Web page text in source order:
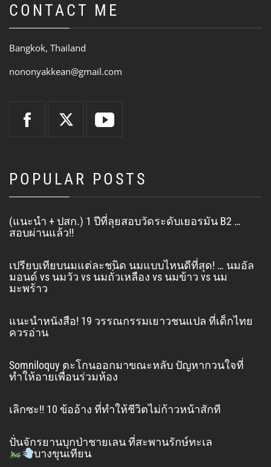
CONTACT ME
Bangkok, Thailand
nononyakkean@gmail.com
POPULAR POSTS
(แนะนำ + ปสก.) 1 ปีที่ลุยสอบวัดระดับเยอรมัน B2 …
สอบผ่านแล้ว!!
เปรียบเทียบนมแต่ละชนิด นมแบบไหนดีที่สุด! … นมอัล
มอนด์ vs นมวัว vs นมถั่วเหลือง vs นมข้าว vs นม
มะพร้าว
แนะนำหนังสือ! 19 วรรณกรรมเยาวชนแปล ที่เด็กไทย
ควรอ่าน
Somniloquy ตะโกนออกมาขณะหลับ ปัญหากวนใจที่
ทำให้อายเพื่อนร่วมห้อง
เลิกซะ!! 10 ข้ออ้าง ที่ทำให้ชีวิตไม่ก้าวหน้าสักที
ปั่นจักรยานบุกป่าชายเลน ที่สะพานรักษ์ทะเล
บางขุนเทียน